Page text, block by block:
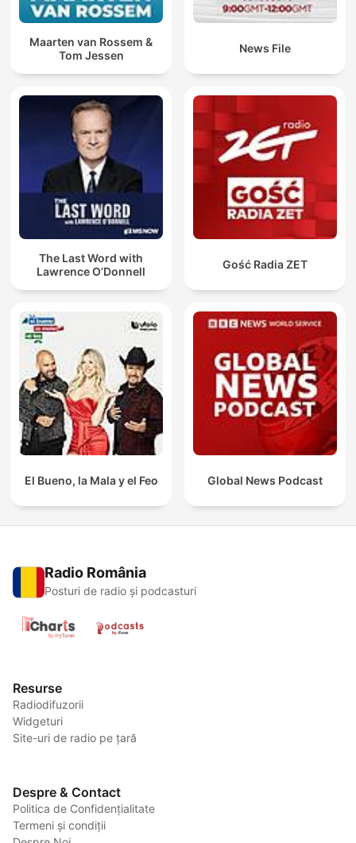
Maarten van Rossem &
Tom Jessen
News File
The Last Word with
Lawrence O’Donnell
Gość Radia ZET
El Bueno, la Mala y el Feo Global News Podcast
Radio România
Posturi de radio și podcasturi
Resurse
Radiodifuzorii
Widgeturi
Site-uri de radio pe țară
Despre & Contact
Politica de Confidențialitate
Termeni și condiții